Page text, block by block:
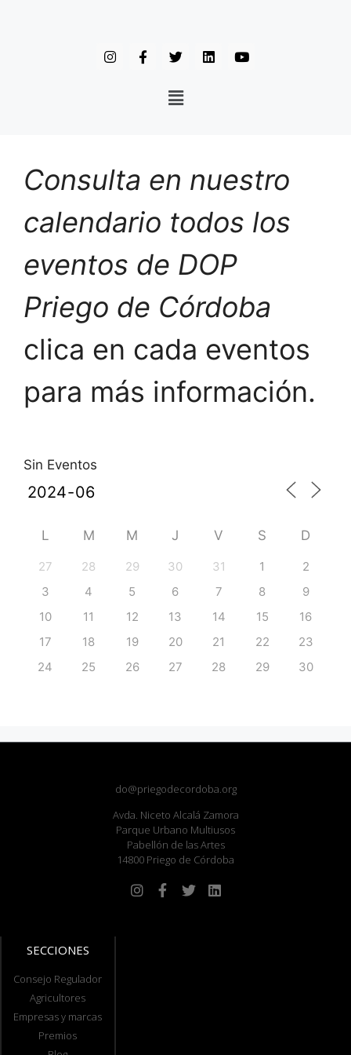
Consulta en nuestro
calendario todos los
eventos de DOP
Priego de Córdoba
clica en cada eventos
para más información.
Sin Eventos
L M M J V S D
27 28 29 30 31 1
2
3
4 5 6 7 8
9
10
11 12 13 14 15
16
17
18 19 20 21 22
23
24
25 26 27 28 29 30
do@priegodecordoba.org
Avda. Niceto Alcalá Zamora
Parque Urbano Multiusos
Pabellón de las Artes
14800 Priego de Córdoba
SECCIONES
Consejo Regulador
Agricultores
Empresas y marcas
Premios